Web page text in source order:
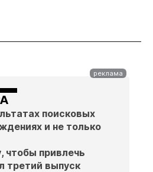
поисковых
и не только
чтобы привлечь
третий выпуск